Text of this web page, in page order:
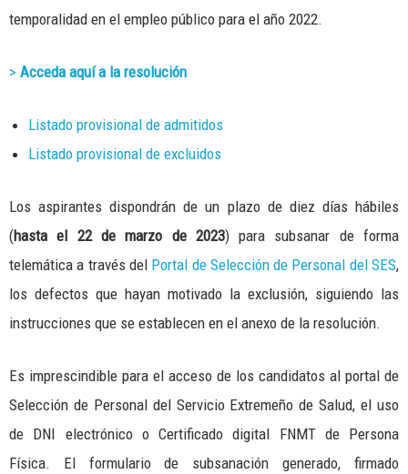
temporalidad en el empleo público para el año 2022.
> Acceda aquí a la resolución
Listado provisional de admitidos
Listado provisional de excluidos
Los aspirantes dispondrán de un plazo de diez días hábiles
(hasta el 22 de marzo de 2023) para subsanar de forma
telemática a través del Portal de Selección de Personal del SES,
los defectos que hayan motivado la exclusión, siguiendo las
instrucciones que se establecen en el anexo de la resolución.
Es imprescindible para el acceso de los candidatos al portal de
Selección de Personal del Servicio Extremeño de Salud, el uso
de DNI electrónico o Certificado digital FNMT de Persona
Física. El formulario de subsanación generado, firmado